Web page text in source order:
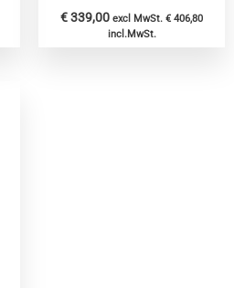
€339,00 excl MwSt. € 406,80
incl.MwSt.